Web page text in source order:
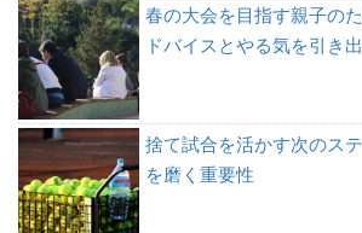
春の大会を目指す親子の
ドバイスとやる気を引き
捨て試合を活かす次のス
を磨く重要性